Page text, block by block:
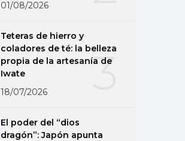
01/08/2026
3
Teteras de hierro y
coladores de té: la belleza
propia de la artesanía de
Iwate
18/07/2026
El poder del “dios
dragón”: Japón apunta